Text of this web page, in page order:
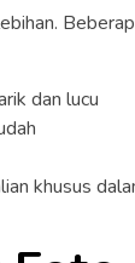
dan lucu
khusus